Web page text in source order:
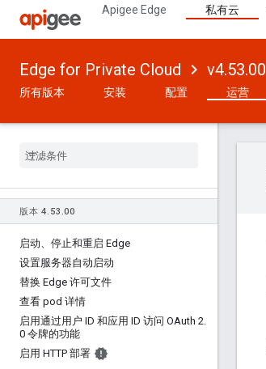
Apigee Edge 私有云
Edge for Private Cloud v4.53.00
所有版本 安装 配置 运营
版本 4. 53 .00
启动、停止和重启 Edge
设置服务器自动启动
替换 Edge 许可文件
查看 pod 详情
启用通过用户 ID 和应用 ID 访问 OAuth 2.
0 令牌的功能
启用 HTTP 部署